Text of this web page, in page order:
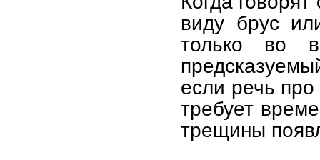
виду брус
только во
если речь
требует
трещины